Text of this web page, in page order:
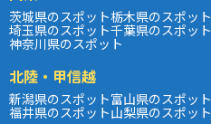
茨城県のスポット栃木県のスポット
埼玉県のスポット千葉県のスポット
神奈川県のスポット
北陸・甲信越
新潟県のスポット富山県のスポット
福井県のスポット山梨県のスポット